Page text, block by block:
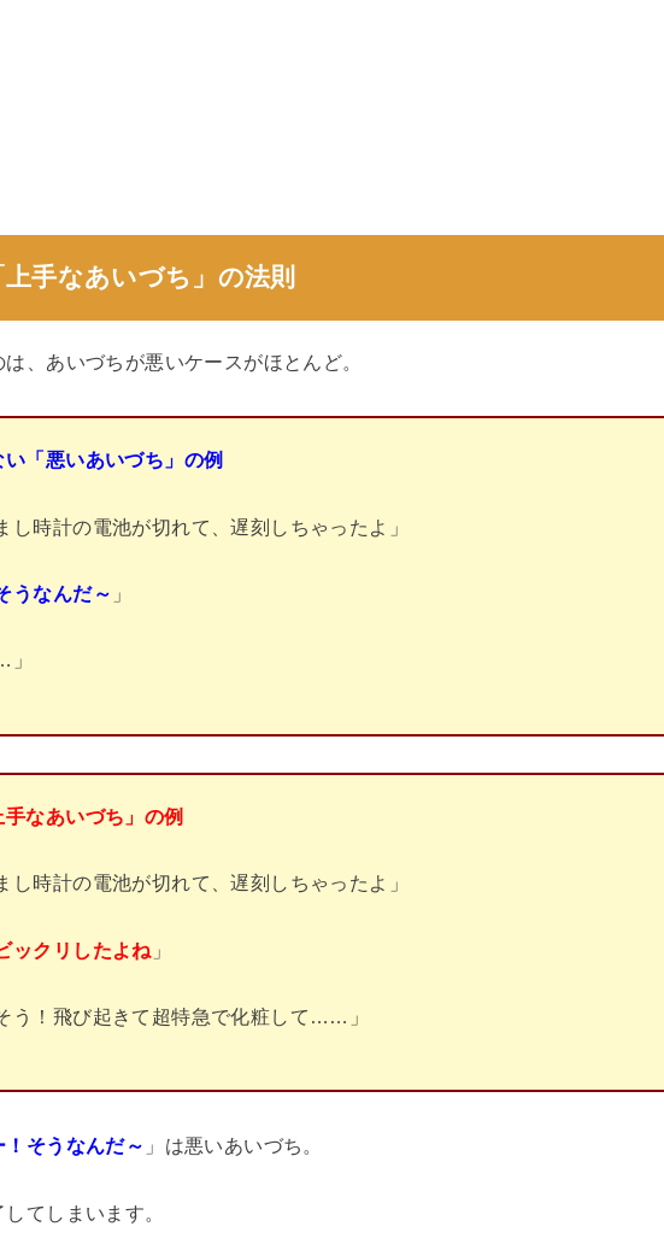
手なあいづち」の法則
、あいづちが悪いケースがほとんど。
「悪いあいづち」の例
し時計の電池が切れて、遅刻しちゃったよ」
うなんだ～ 」
なあいづち」の例
し時計の電池が切れて、遅刻しちゃったよ」
ックリしたよね 」
う！飛び起きて超特急で化粧して……」
！そうなんだ～ 」は悪いあいづち。
てしまいます。